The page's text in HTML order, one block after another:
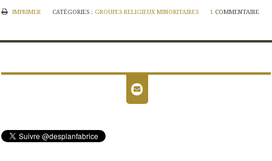
IMPRIMER CATÉGORIES : GROUPES RELIGIEUX MINORITAIRES 1 COMMENTAIRE